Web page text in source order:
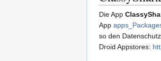
Die App
App
so den
Droid Appstores: